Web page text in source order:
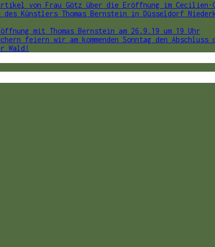
von Frau Götz über die Eröffnung im Cecilien-
Künstlers Thomas Bernstein in Düsseldorf
mit Thomas Bernstein am 26.9.19 um 19 Uhr
feiern wir am kommenden Sonntag den
Wald!